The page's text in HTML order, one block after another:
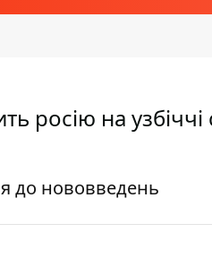
росію на узбіччі
до нововведень